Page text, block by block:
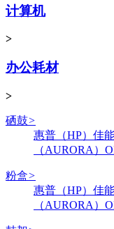
计算机
>
办公耗材
>
硒鼓>
惠普（HP） 佳
（AURORA）
粉盒>
惠普（HP） 佳
（AURORA）